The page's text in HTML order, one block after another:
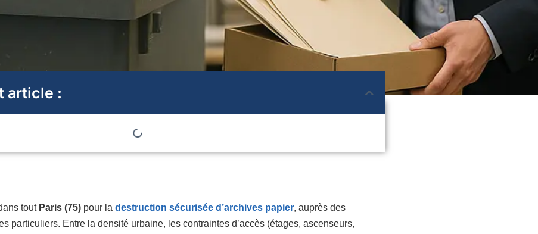
article :
tout Paris (75) pour la destruction sécurisée d’archives papier, auprès des
particuliers. Entre la densité urbaine, les contraintes d’accès (étages, ascenseurs,